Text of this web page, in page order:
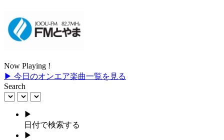
Now Playing !
▶ 今日のオンエア楽曲一覧を見る
Search
▶
日付で検索する
▶